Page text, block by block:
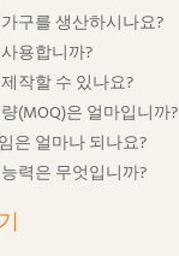
구를 생산하시나요?
용합니까?
작할 수 있나요?
(MOQ)은 얼마입니까?
은 얼마나 되나요?
력은 무엇입니까?